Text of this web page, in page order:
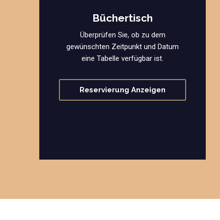
Büchertisch
Überprüfen Sie, ob zu dem
gewünschten Zeitpunkt und Datum
eine Tabelle verfügbar ist.
Reservierung Anzeigen